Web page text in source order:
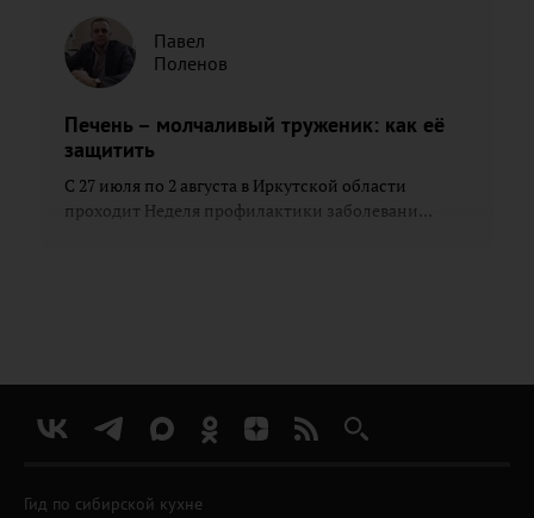
Павел
Поленов
Печень – молчаливый труженик: как её
защитить
С 27 июля по 2 августа в Иркутской области
проходит Неделя профилактики заболевани...
Гид по сибирской кухне